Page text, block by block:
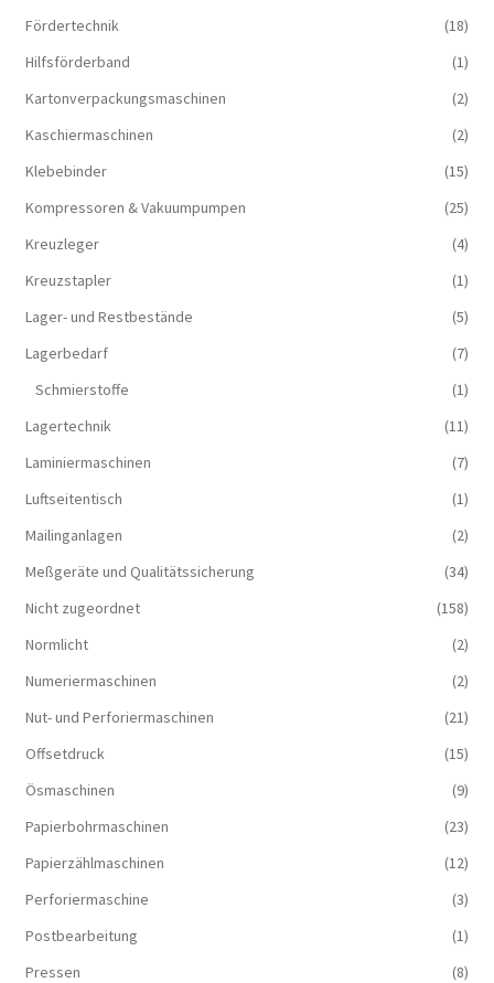
Fördertechnik
(18)
Hilfsförderband
(1)
Kartonverpackungsmaschinen
(2)
Kaschiermaschinen
(2)
Klebebinder
(15)
Kompressoren & Vakuum­pumpen
(25)
Kreuzleger
(4)
Kreuzstapler
(1)
Lager- und Restbestände
(5)
Lagerbedarf
(7)
Schmierstoffe
(1)
Lagertechnik
(11)
Laminiermaschinen
(7)
Luftseitentisch
(1)
Mailinganlagen
(2)
Meßgeräte und Qualitätssicherung
(34)
Nicht zugeordnet
(158)
Normlicht
(2)
Numeriermaschinen
(2)
Nut- und Perforiermaschinen
(21)
Offsetdruck
(15)
Ösmaschinen
(9)
Papierbohrmaschinen
(23)
Papierzählmaschinen
(12)
Perforiermaschine
(3)
Postbearbeitung
(1)
Pressen
(8)